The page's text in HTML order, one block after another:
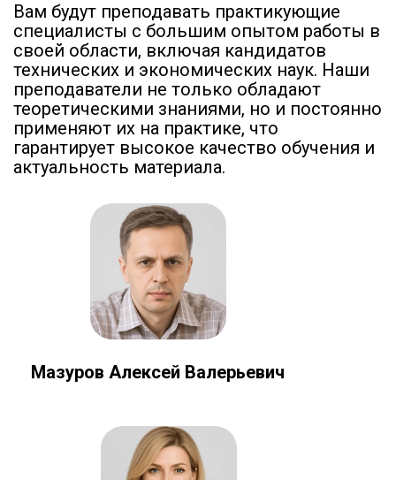
Вам будут преподавать практикующие
специалисты с большим опытом работы в
своей области, включая кандидатов
технических и экономических наук. Наши
преподаватели не только обладают
теоретическими знаниями, но и постоянно
применяют их на практике, что
гарантирует высокое качество обучения и
актуальность материала.
Мазуров Алексей Валерьевич